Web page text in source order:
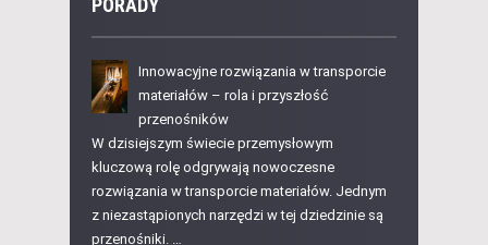
PORADY
Innowacyjne rozwiązania w transporcie
materiałów – rola i przyszłość
przenośników
W dzisiejszym świecie przemysłowym
kluczową rolę odgrywają nowoczesne
rozwiązania w transporcie materiałów. Jednym
z niezastąpionych narzędzi w tej dziedzinie są
przenośniki. …